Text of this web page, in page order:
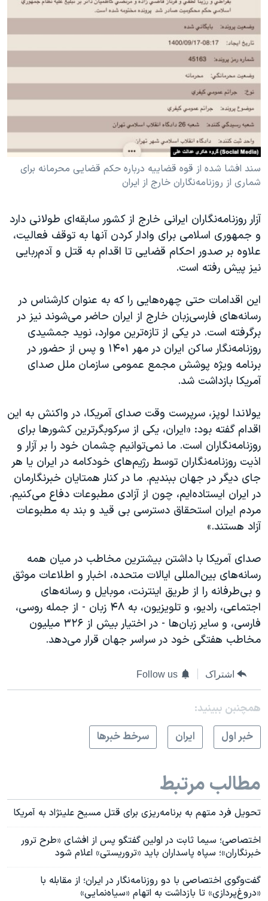
سند افشا شده از قوه قضاییه درباره حکم قضایی محرمانه برای
شماری از روزنامه‌نگاران خارج از ایران
آزار روزنامه‌نگاران ایرانی خارج از کشور سابقه‌ای طولانی دارد
و جمهوری اسلامی برای وادار کردن آنها به توقف فعالیت،
علاوه بر صدور احکام قضایی تا اقدام به قتل و آدم‌ربایی
نیز پیش رفته است.
این اقدامات حتی چهره‌هایی را که به عنوان کارشناس در
رسانه‌های فارسی‌زبان خارج از ایران حاضر می‌شوند نیز در
برگرفته است. در یکی از تازه‌ترین موارد، نوید جمشیدی
روزنامه‌نگار ساکن ایران در مهر ۱۴۰۱ و پس از حضور در
برنامه ویژه پوشش مجمع عمومی سازمان ملل صدای
آمریکا بازداشت شد.
یولاندا لوپز، سرپرست وقت صدای آمریکا، در واکنش به این
اقدام گفته بود: «ایران، یکی از سرکوبگرترین کشورها برای
روزنامه‌نگاران است. ما نمی‌توانیم چشمان خود را بر آزار و
اذیت روزنامه‌نگاران توسط رژیم‌های خودکامه در ایران یا هر
جای دیگر در جهان ببندیم. ما در کنار همتایان خبرنگارمان
در ایران ایستاده‌ایم، چون از آزادی مطبوعات دفاع می‌کنیم.
مردم ایران استحقاق دسترسی بی قید و بند به مطبوعات
آزاد هستند.»
صدای آمریکا با داشتن بیشترین مخاطب در میان همه
رسانه‌های بین‌المللی ایالات متحده، اخبار و اطلاعات موثق
و بی‌طرفانه را از طریق اینترنت، موبایل و رسانه‌های
اجتماعی، رادیو، و تلویزیون، به ۴۸ زبان - از جمله روسی،
فارسی، و سایر زبان‌ها - در اختیار بیش از ۳۲۶ میلیون
مخاطب هفتگی خود در سراسر جهان قرار می‌دهد.
اشتراک Follow us
همچنبن ببینید:
خبر اول
ايران سرخط خبرها
مطالب مرتبط
تحویل فرد متهم به برنامه‌ریزی برای قتل مسیح علینژاد به آمریکا
اختصاصی؛ سیما ثابت در اولین گفتگو پس از افشای «طرح ترور
خبرنگاران»؛ سپاه پاسداران باید «تروریستی» اعلام شود
گفت‌وگوی اختصاصی با دو روزنامه‌نگار در ایران؛ از مقابله با
«دروغ‌پردازی» تا بازداشت به اتهام «سیاه‌نمایی»